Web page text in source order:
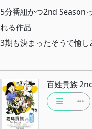
5分番組かつ2nd Season
れる作品
3期も決まったそうで愉
百姓貴族